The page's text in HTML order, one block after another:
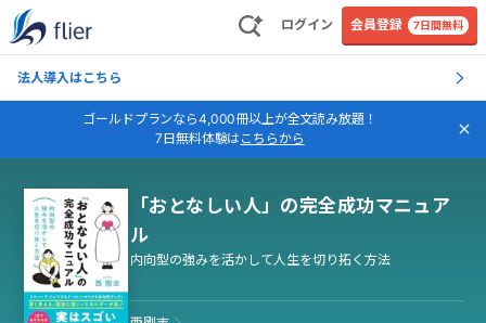
ログイン 会員登録 7日間無料
法人導入はこちら
ゴールドプランなら4,000冊以上が全文読み放題！
7日無料体験はこちらから
「おとなしい人」の完全成功マニュア
ル
内向型の強みを活かして人生を切り拓く方法